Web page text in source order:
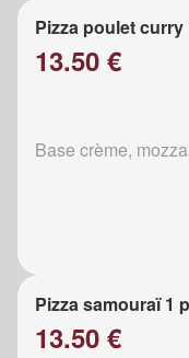
Pizza poulet curry
13.50 €
Base crème,
Pizza samouraï 1
13.50 €